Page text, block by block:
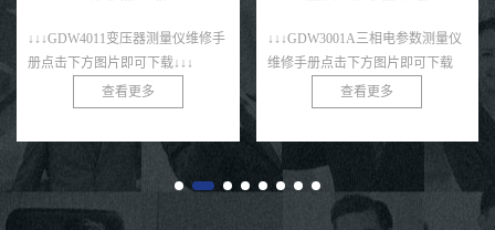
↓↓↓GDW4011变压器测量仪维修手
册点击下方图片即可下载↓↓↓
查看更多
↓↓↓GDW3001A三相电参数测量仪
维修手册点击下方图片即可下载
查看更多